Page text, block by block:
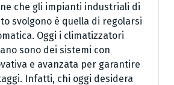
che gli impianti industriali di
svolgono è quella di regolarsi
Oggi i climatizzatori
sono dei sistemi con
e avanzata per garantire
Infatti, chi oggi desidera